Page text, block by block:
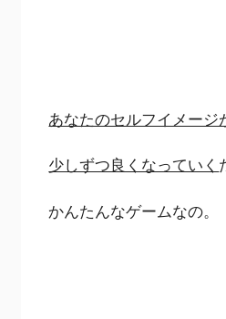
あなたのセルフイメージ
少しずつ良くなっていく
かんたんなゲームなの。